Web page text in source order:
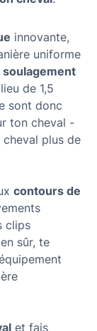
innovante,
uniforme
soulagement
de 1,5
sont donc
ton cheval -
plus de
contours de
clips
sûr, te
et fais